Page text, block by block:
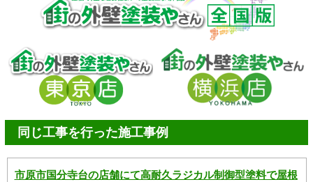
同じ工事を行った施工事例
市原市国分寺台の店舗にて高耐久ラジカル制御型塗料で屋根